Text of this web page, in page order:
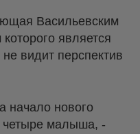
Васильевским
является
видит перспектив
начало нового
четыре малыша, -